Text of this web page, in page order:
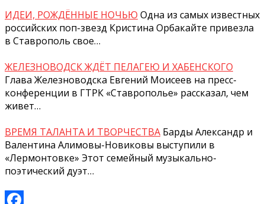
ИДЕИ, РОЖДЁННЫЕ НОЧЬЮ Одна из самых известных
российских поп-звезд Кристина Орбакайте привезла
в Ставрополь свое…
ЖЕЛЕЗНОВОДСК ЖДЁТ ПЕЛАГЕЮ И ХАБЕНСКОГО
Глава Железноводска Евгений Моисеев на пресс-
конференции в ГТРК «Ставрополье» рассказал, чем
живет…
ВРЕМЯ ТАЛАНТА И ТВОРЧЕСТВА Барды Александр и
Валентина Алимовы-Новиковы выступили в
«Лермонтовке» Этот семейный музыкально-
поэтический дуэт…